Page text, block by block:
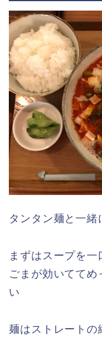
タンタン麺と一
まずはスープを一
ごまが効いてて
い
麺はストレートの